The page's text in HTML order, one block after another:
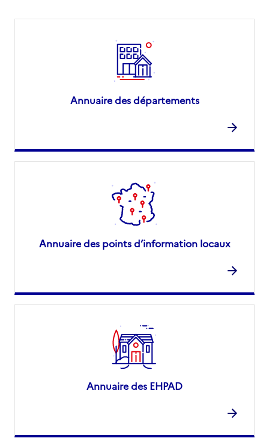
Annuaire des départements
Annuaire des points d’information locaux
Annuaire des EHPAD